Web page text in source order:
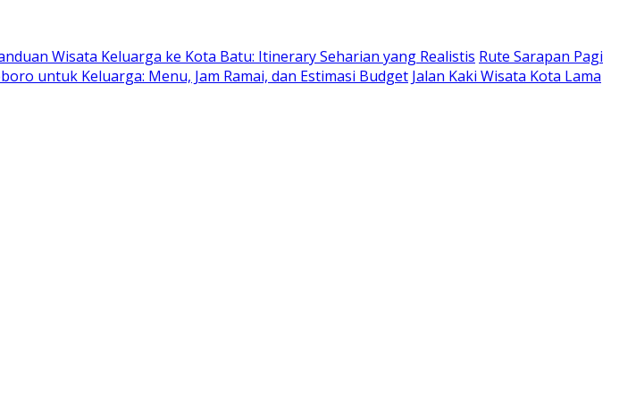
Wisata Keluarga ke Kota Batu: Itinerary Seharian yang Realistis Rute Sarapan Pagi
untuk Keluarga: Menu, Jam Ramai, dan Estimasi Budget Jalan Kaki Wisata Kota Lama